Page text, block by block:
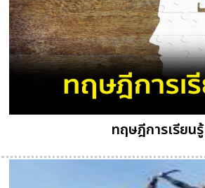
ทฤษฎีการเรียนรู้